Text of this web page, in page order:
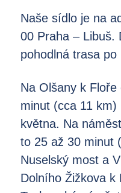
Naše sídlo je na
00 Praha – Libuš.
pohodlná trasa
Na Olšany k
minut (cca 11
května. Na
to 25 až 30 minut
Nuselský most a
Dolního Žižkova k